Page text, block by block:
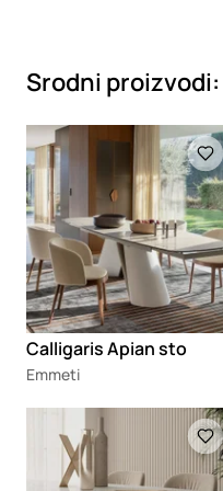
Srodni proizvodi:
Loading
Calligaris Apian sto
Emmeti